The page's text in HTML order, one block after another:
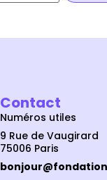
Contact
Numéros utiles
9 Rue de Vaugirard
75006 Paris